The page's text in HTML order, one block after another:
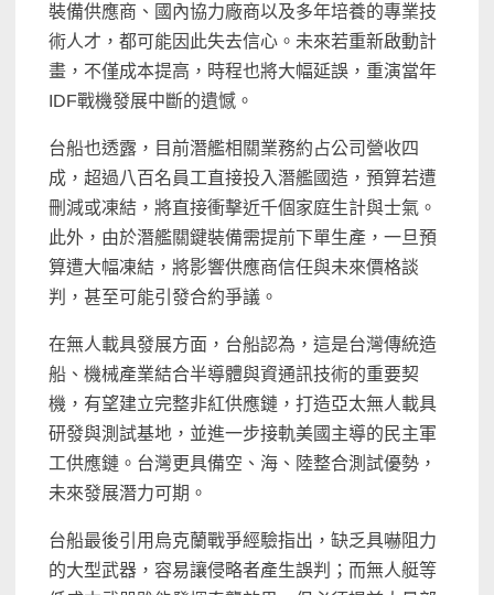
裝備供應商、國內協力廠商以及多年培養的專業技
術人才，都可能因此失去信心。未來若重新啟動計
畫，不僅成本提高，時程也將大幅延誤，重演當年
IDF戰機發展中斷的遺憾。
台船也透露，目前潛艦相關業務約占公司營收四
成，超過八百名員工直接投入潛艦國造，預算若遭
刪減或凍結，將直接衝擊近千個家庭生計與士氣。
此外，由於潛艦關鍵裝備需提前下單生產，一旦預
算遭大幅凍結，將影響供應商信任與未來價格談
判，甚至可能引發合約爭議。
在無人載具發展方面，台船認為，這是台灣傳統造
船、機械產業結合半導體與資通訊技術的重要契
機，有望建立完整非紅供應鏈，打造亞太無人載具
研發與測試基地，並進一步接軌美國主導的民主軍
工供應鏈。台灣更具備空、海、陸整合測試優勢，
未來發展潛力可期。
台船最後引用烏克蘭戰爭經驗指出，缺乏具嚇阻力
的大型武器，容易讓侵略者產生誤判；而無人艇等